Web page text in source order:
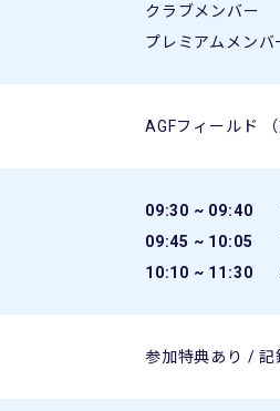
クラブメンバー
プレミアムメンバ
AGFフィールド
09:30 ~ 09:40
09:45 ~ 10:05
10:10 ~ 11:30
参加特典あり / 記